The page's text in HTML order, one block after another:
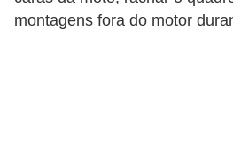
montagens fora do motor
e